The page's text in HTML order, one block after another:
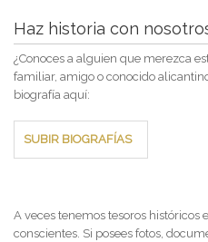
Haz historia con
¿Conoces a alguien que merezca
familiar, amigo o conocido
biografía aquí:
SUBIR BIOGRAFÍAS
A veces tenemos tesoros históricos
conscientes. Si posees fotos,